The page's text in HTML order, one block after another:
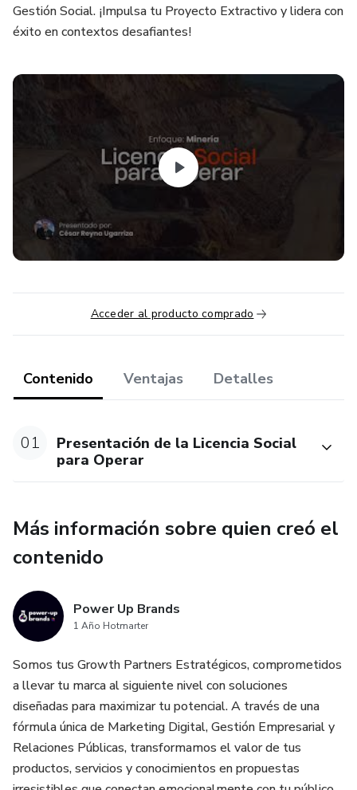
Gestión Social. ¡Impulsa tu Proyecto Extractivo y lidera con
éxito en contextos desafiantes!
Acceder al producto comprado
Contenido Ventajas Detalles
01
Presentación de la Licencia Social
para Operar
Más información sobre quien creó el
contenido
Power Up Brands
1 Año Hotmarter
Somos tus Growth Partners Estratégicos, comprometidos
a llevar tu marca al siguiente nivel con soluciones
diseñadas para maximizar tu potencial. A través de una
fórmula única de Marketing Digital, Gestión Empresarial y
Relaciones Públicas, transformamos el valor de tus
productos, servicios y conocimientos en propuestas